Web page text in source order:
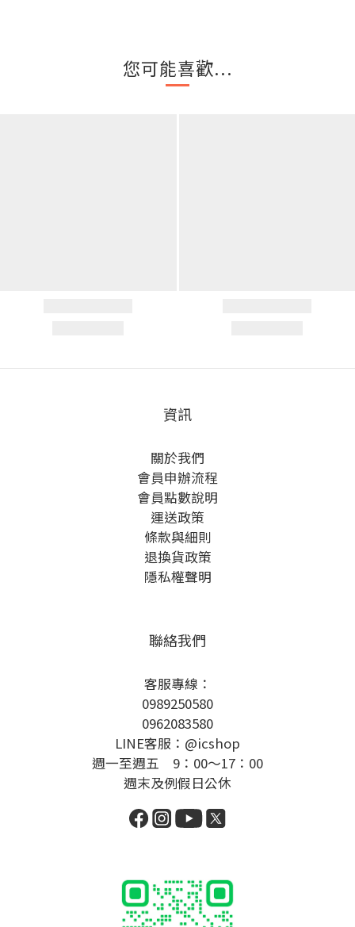
您可能喜歡...
資訊
關於我們
會員申辦流程
會員點數說明
運送政策
條款與細則
退換貨政策
隱私權聲明
聯絡我們
客服專線：
0989250580
0962083580
LINE客服：@icshop
週一至週五 9：00～17：00
週末及例假日公休